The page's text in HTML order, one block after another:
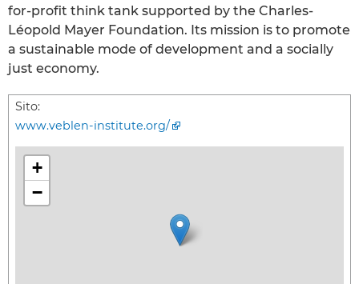
for-profit think tank supported by the Charles-
Léopold Mayer Foundation. Its mission is to promote
a sustainable mode of development and a socially
just economy.
Sito:
www.veblen-institute.org/
+
−